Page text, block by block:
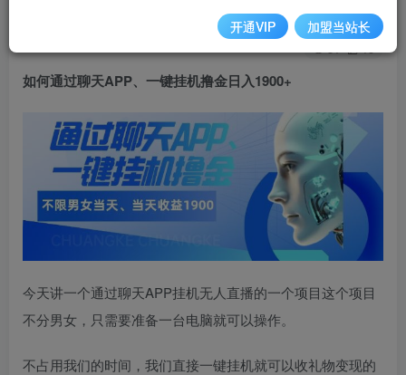
关注 私信
31 13
如何通过聊天APP、 一键挂机撸金日入1900+
今天讲一个通过聊天APP挂机无人直播的一个项目这个项目
不分男女，只需要准备一台电脑就可以操作。
不占用我们的时间，我们直接一键挂机就可以收礼物变现的
开通VIP 加盟当站长